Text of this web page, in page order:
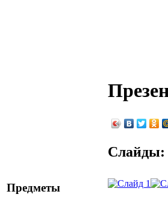
Предметы
Слайды: